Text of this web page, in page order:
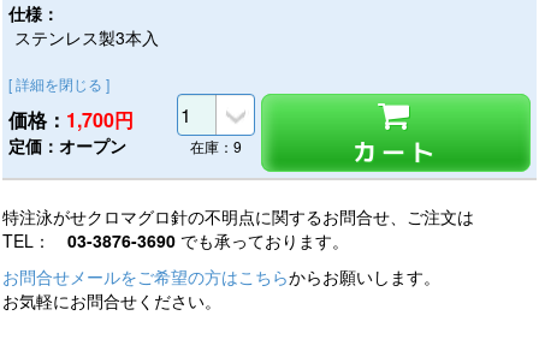
仕様：
ステンレス製3本入
[ 詳細を閉じる ]
価格： 1,700円
定価：オープン カート
在庫：9
特注泳がせクロマグロ針の不明点に関するお問合せ、ご注文は
TEL： 03-3876-3690 でも承っております。
お問合せメールをご希望の方はこちらからお願いします。
お気軽にお問合せください。